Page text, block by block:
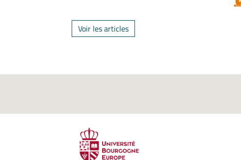
Voir les articles